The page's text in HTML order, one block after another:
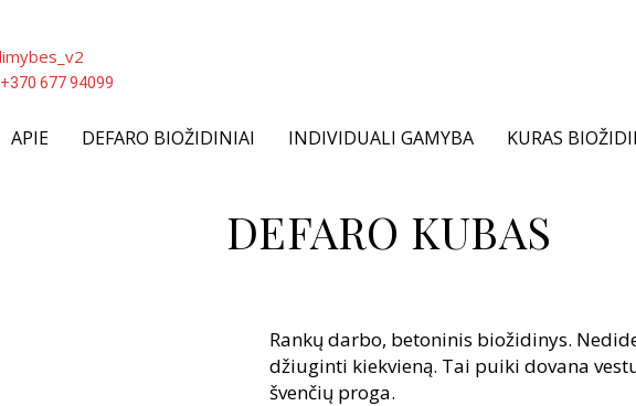
+370 677 94099
APIE DEFARO BIOŽIDINIAI INDIVIDUALI GAMYBA KURAS
DEFARO KUBAS
Rankų darbo, betoninis biožidinys.
džiuginti kiekvieną. Tai puiki dovana
švenčių proga.